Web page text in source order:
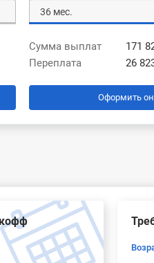
Сумма выплат
171
Переплата
26
Оформить